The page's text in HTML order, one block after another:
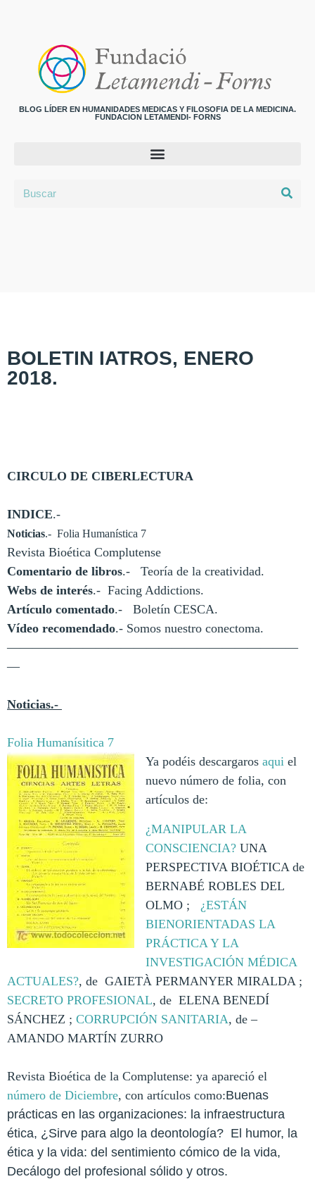
BLOG LÍDER EN HUMANIDADES MEDICAS Y FILOSOFIA DE LA MEDICINA.
FUNDACION LETAMENDI- FORNS
BOLETIN IATROS, ENERO
2018.
CIRCULO DE CIBERLECTURA
INDICE.-
Noticias.- Folia Humanística 7
Revista Bioética Complutense
Comentario de libros.-
Teoría de la creatividad.
Webs de interés.- Facing Addictions.
Artículo comentado.-
Boletín CESCA.
Vídeo recomendado.- Somos nuestro conectoma.
———————————————————————
—
Noticias.-
Folia Humanísitica 7
Ya podéis descargaros aqui el
nuevo número de folia, con
artículos de:
¿MANIPULAR LA
CONSCIENCIA? UNA
PERSPECTIVA BIOÉTICA de
BERNABÉ ROBLES DEL
OLMO ; ¿ESTÁN
BIENORIENTADAS LA
PRÁCTICA Y LA
INVESTIGACIÓN MÉDICA
ACTUALES?, de GAIETÀ PERMANYER MIRALDA ;
SECRETO PROFESIONAL, de ELENA BENEDÍ
SÁNCHEZ ; CORRUPCIÓN SANITARIA, de –
AMANDO MARTÍN ZURRO
Revista Bioética de la Complutense: ya apareció el
número de Diciembre, con artículos como:Buenas
prácticas en las organizaciones: la infraestructura
ética, ¿Sirve para algo la deontología? El humor, la
ética y la vida: del sentimiento cómico de la vida,
Decálogo del profesional sólido y otros.